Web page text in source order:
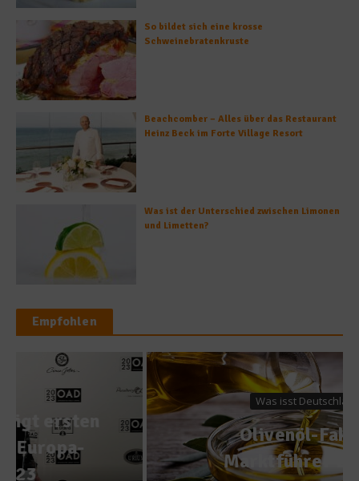
So bildet sich eine krosse
Schweinebratenkruste
Beachcomber – Alles über das Restaurant
Heinz Beck im Forte Village Resort
Was ist der Unterschied zwischen Limonen
und Limetten?
Empfohlen
Was isst Deutschland?
Olivenöl-Fakten:
Marktführer Europa